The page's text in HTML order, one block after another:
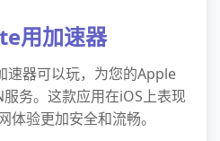
用加速器
器可以玩，为您的Apple
务。这款应用在iOS上表现
体验更加安全和流畅。